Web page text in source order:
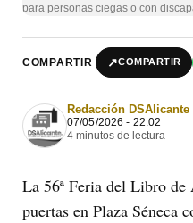
para personas ciegas o con
COMPARTIR ↗COMPARTIR
Redacción DSAlicante
07/05/2026 - 22:02
4 minutos de lectura
La 56ª Feria del Libro
puertas en Plaza Séneca